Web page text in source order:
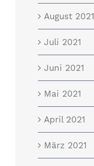
August 2021
Juli 2021
Juni 2021
Mai 2021
April 2021
März 2021